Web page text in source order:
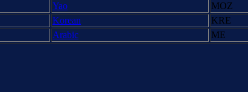
Yao MOZ
Korean KRE
Arabic ME